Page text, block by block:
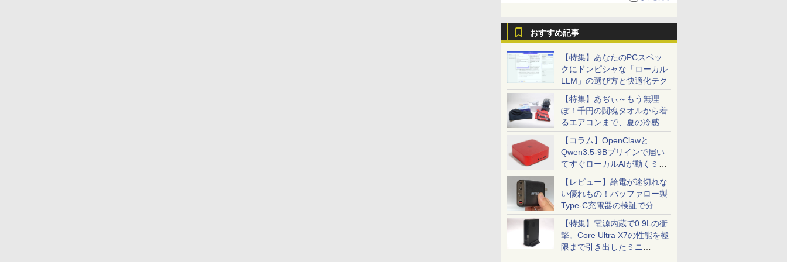
おすすめ記事
【特集】あなたのPCスペッ
クにドンピシャな「ローカル
LLM」の選び方と快適化テク
【特集】あぢぃ～もう無理
ぽ！千円の闘魂タオルから着
るエアコンまで、夏の冷感グ
ッズ一挙紹介
【コラム】OpenClawと
Qwen3.5-9Bプリインで届い
てすぐローカルAIが動くミニ
PC「SER9 Pro」
【レビュー】給電が途切れな
い優れもの！バッファロー製
Type-C充電器の検証で分か
ったこと
【特集】電源内蔵で0.9Lの衝
撃。Core Ultra X7の性能を極
限まで引き出したミニ